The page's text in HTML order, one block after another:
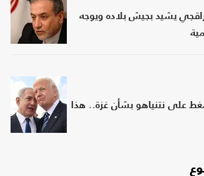
يشيد بجيش بلاده ويوجه
على نتنياهو بشأن غزة.. هذا